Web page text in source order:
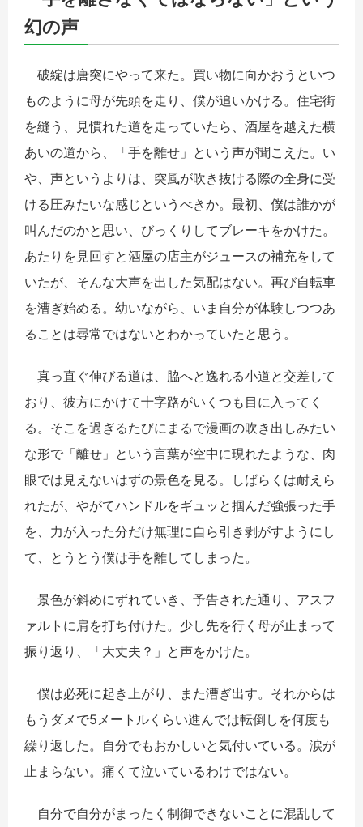
幻の声
破綻は唐突にやって来た。買い物に向かおうといつ
ものように母が先頭を走り、僕が追いかける。住宅街
を縫う、見慣れた道を走っていたら、酒屋を越えた横
あいの道から、「手を離せ」という声が聞こえた。い
や、声というよりは、突風が吹き抜ける際の全身に受
ける圧みたいな感じというべきか。最初、僕は誰かが
叫んだのかと思い、びっくりしてブレーキをかけた。
あたりを見回すと酒屋の店主がジュースの補充をして
いたが、そんな大声を出した気配はない。再び自転車
を漕ぎ始める。幼いながら、いま自分が体験しつつあ
ることは尋常ではないとわかっていたと思う。
真っ直ぐ伸びる道は、脇へと逸れる小道と交差して
おり、彼方にかけて十字路がいくつも目に入ってく
る。そこを過ぎるたびにまるで漫画の吹き出しみたい
な形で「離せ」という言葉が空中に現れたような、肉
眼では見えないはずの景色を見る。しばらくは耐えら
れたが、やがてハンドルをギュッと掴んだ強張った手
を、力が入った分だけ無理に自ら引き剥がすようにし
て、とうとう僕は手を離してしまった。
景色が斜めにずれていき、予告された通り、アスフ
ァルトに肩を打ち付けた。少し先を行く母が止まって
振り返り、「大丈夫？」と声をかけた。
僕は必死に起き上がり、また漕ぎ出す。それからは
もうダメで5メートルくらい進んでは転倒しを何度も
繰り返した。自分でもおかしいと気付いている。涙が
止まらない。痛くて泣いているわけではない。
自分で自分がまったく制御できないことに混乱して